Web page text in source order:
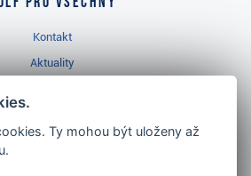
Kontakt
Aktuality
Golfový slovník
Ty mohou být uloženy až